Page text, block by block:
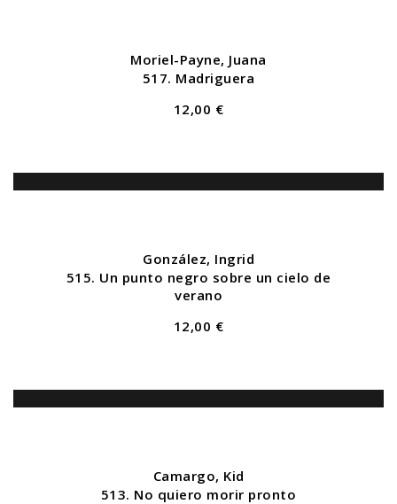
Moriel-Payne, Juana
517. Madriguera
12,00 €
González, Ingrid
515. Un punto negro sobre un cielo de
verano
12,00 €
Camargo, Kid
513. No quiero morir pronto